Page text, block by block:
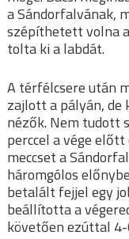
a Sándorfalvának,
szépíthetett volna
tolta ki a labdát.
A térfélcsere után
zajlott a pályán,
nézők. Nem tudott
perccel a vége
meccset a
háromgólos
betalált fejjel egy
beállította a
követően ezúttal